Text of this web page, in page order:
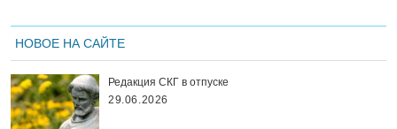
НОВОЕ НА САЙТЕ
Редакция СКГ в отпуске
29.06.2026